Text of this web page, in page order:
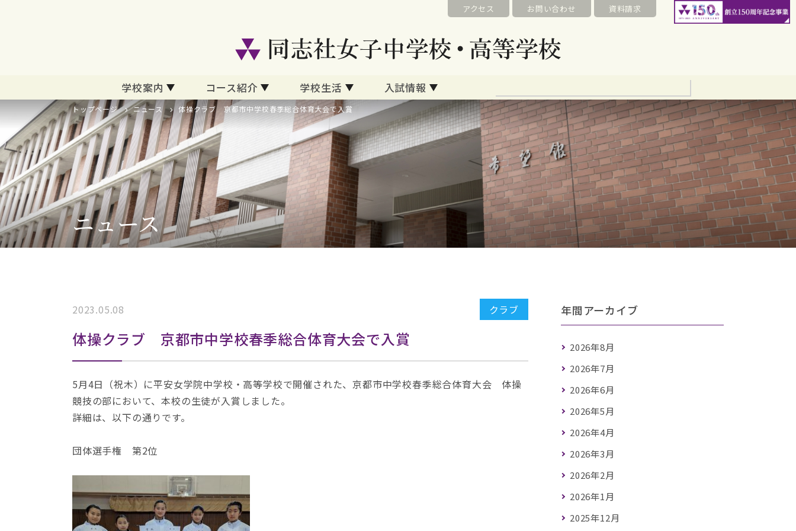
アクセス お問い合わせ 資料請求
学校案内 コース紹介 学校生活 入試情報
トップページ ニュース 体操クラブ 京都市中学校春季総合体育大会で入賞
ニュース
2023.05.08 クラブ
体操クラブ 京都市中学校春季総合体育大会で入賞
5月4日（祝木）に平安女学院中学校・高等学校で開催された、京都市中学校春季総合体育大会 体操
競技の部において、本校の生徒が入賞しました。
詳細は、以下の通りです。
団体選手権 第2位
年間アーカイブ
2026年8月
2026年7月
2026年6月
2026年5月
2026年4月
2026年3月
2026年2月
2026年1月
2025年12月